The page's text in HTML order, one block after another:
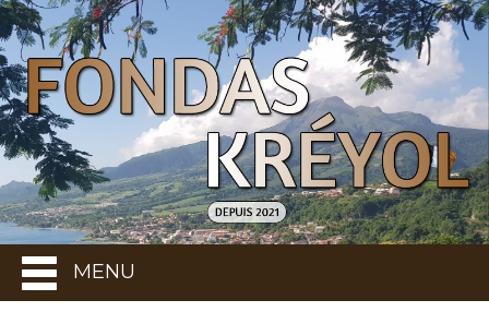
MENU